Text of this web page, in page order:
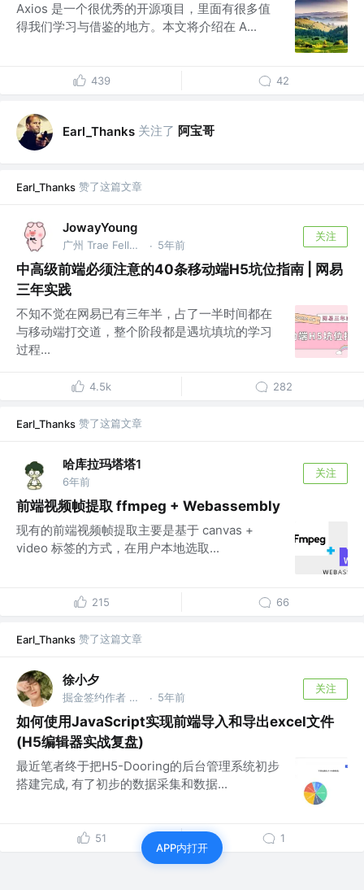
Axios 是一个很优秀的开源项目，里面有很多值
得我们学习与借鉴的地方。本文将介绍在 A...
439 42
Earl_Thanks 关注了 阿宝哥
Earl_Thanks 赞了这篇文章
JowayYoung
广州 Trae Fellow，前网易资深前端，总结大师 @网易 · 5年前
关注
中高级前端必须注意的40条移动端H5坑位指南 | 网易
三年实践
不知不觉在网易已有三年半，占了一半时间都在
与移动端打交道，整个阶段都是遇坑填坑的学习
过程...
4.5k 282
Earl_Thanks 赞了这篇文章
哈库拉玛塔塔1
6年前
关注
前端视频帧提取 ffmpeg + Webassembly
现有的前端视频帧提取主要是基于 canvas +
video 标签的方式，在用户本地选取...
215 66
Earl_Thanks 赞了这篇文章
徐小夕
掘金签约作者 @flowmix多模态 · 5年前
关注
如何使用JavaScript实现前端导入和导出excel文件
(H5编辑器实战复盘)
最近笔者终于把H5-Dooring的后台管理系统初步
搭建完成, 有了初步的数据采集和数据...
51 1
APP内打开